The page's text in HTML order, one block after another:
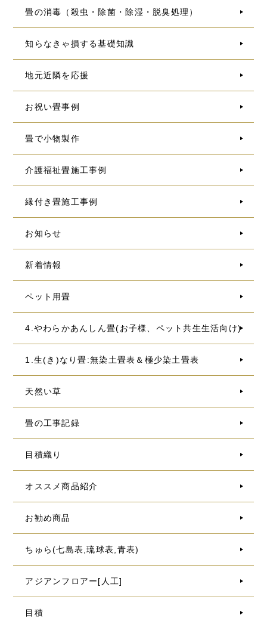
畳の消毒（殺虫・除菌・除湿・脱臭処理）
知らなきゃ損する基礎知識
地元近隣を応援
お祝い畳事例
畳で小物製作
介護福祉畳施工事例
縁付き畳施工事例
お知らせ
新着情報
ペット用畳
4.やわらかあんしん畳(お子様、ペット共生生活向け)
1.生(き)なり畳:無染土畳表＆極少染土畳表
天然い草
畳の工事記録
目積織り
オススメ商品紹介
お勧め商品
ちゅら(七島表,琉球表,青表)
アジアンフロアー[人工]
目積